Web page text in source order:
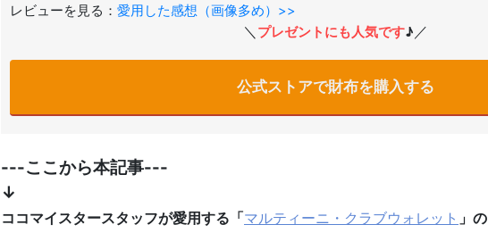
レビューを見る： 愛用した感想（画像多め）>>
＼ プレゼントにも人気です♪ ／
公式ストアで財布を購入する
---ここから本記事---
↓
ココマイスタースタッフが愛用する「マルティーニ・クラブウォレット 」